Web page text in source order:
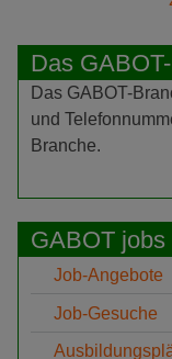
Das
Das GABOT-
und
Branche.
GABOT jobs
Job-Angebote
Job-Gesuche